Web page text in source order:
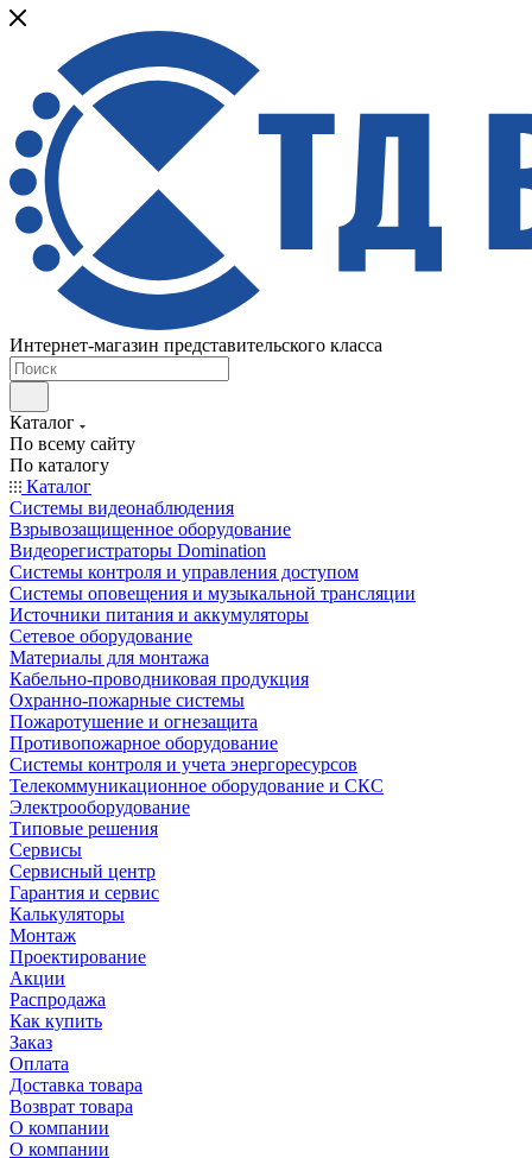
Интернет-магазин представительского класса
Каталог
По всему сайту
По каталогу
Каталог
Системы видеонаблюдения
Взрывозащищенное оборудование
Видеорегистраторы Domination
Системы контроля и управления доступом
Системы оповещения и музыкальной трансляции
Источники питания и аккумуляторы
Сетевое оборудование
Материалы для монтажа
Кабельно-проводниковая продукция
Охранно-пожарные системы
Пожаротушение и огнезащита
Противопожарное оборудование
Системы контроля и учета энергоресурсов
Телекоммуникационное оборудование и СКС
Электрооборудование
Типовые решения
Сервисы
Сервисный центр
Гарантия и сервис
Калькуляторы
Монтаж
Проектирование
Акции
Распродажа
Как купить
Заказ
Оплата
Доставка товара
Возврат товара
О компании
О компании